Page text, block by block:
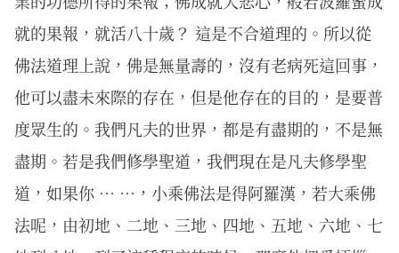
就的果報，就活八十歲？ 這是不合道理的。所以從
佛法道理上說，佛是無量壽的，沒有老病死這回事，
他可以盡未來際的存在，但是他存在的目的，是要普
度眾生的。我們凡夫的世界，都是有盡期的，不是無
盡期。若是我們修學聖道，我們現在是凡夫修學聖
道，如果你 … …，小乘佛法是得阿羅漢，若大乘佛
法呢，由初地、二地、三地、四地、五地、六地、七